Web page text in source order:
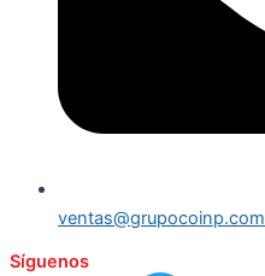
ventas@grupocoinp.com
Síguenos